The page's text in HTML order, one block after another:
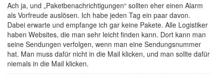
Ach ja, und „Paketbenachrichtigungen“ sollten eher einen Alarm
als Vorfreude auslösen. Ich habe jeden Tag ein paar davon.
Dabei erwarte und empfange ich gar keine Pakete. Alle Logistiker
haben Websites, die man sehr leicht finden kann. Dort kann man
seine Sendungen verfolgen, wenn man eine Sendungsnummer
hat. Man muss dafür nicht in die Mail klicken, und man sollte dafür
niemals in die Mail klicken.